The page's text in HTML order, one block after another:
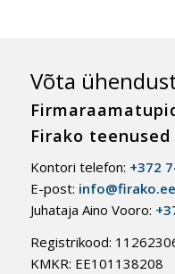
Võta
Firako teenused
Kontori telefon: +372
E-post: info@firako.ee
Juhataja Aino Vooro:
Registrikood:
KMKR: EE101138208